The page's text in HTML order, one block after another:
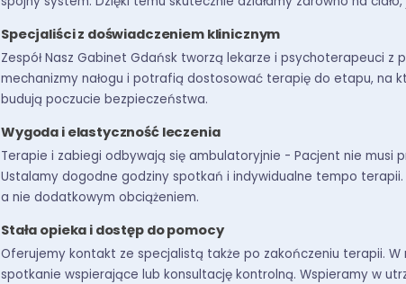
Specjaliści z doświadczeniem klinicznym
Zespół Nasz Gabinet Gdańsk tworzą lekarze i psychoterapeuci z
mechanizmy nałogu i potrafią dostosować terapię do etapu, na
budują poczucie bezpieczeństwa.
Wygoda i elastyczność leczenia
Terapie i zabiegi odbywają się ambulatoryjnie - Pacjent nie musi
Ustalamy dogodne godziny spotkań i indywidualne tempo
a nie dodatkowym obciążeniem.
Stała opieka i dostęp do pomocy
Oferujemy kontakt ze specjalistą także po zakończeniu terapii.
spotkanie wspierające lub konsultację kontrolną. Wspieramy w